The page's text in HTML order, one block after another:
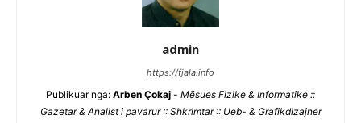
admin
https://fjala.info
Publikuar nga: Arben Çokaj - Mësues Fizike & Informatike ::
Gazetar & Analist i pavarur :: Shkrimtar :: Ueb- & Grafikdizajner